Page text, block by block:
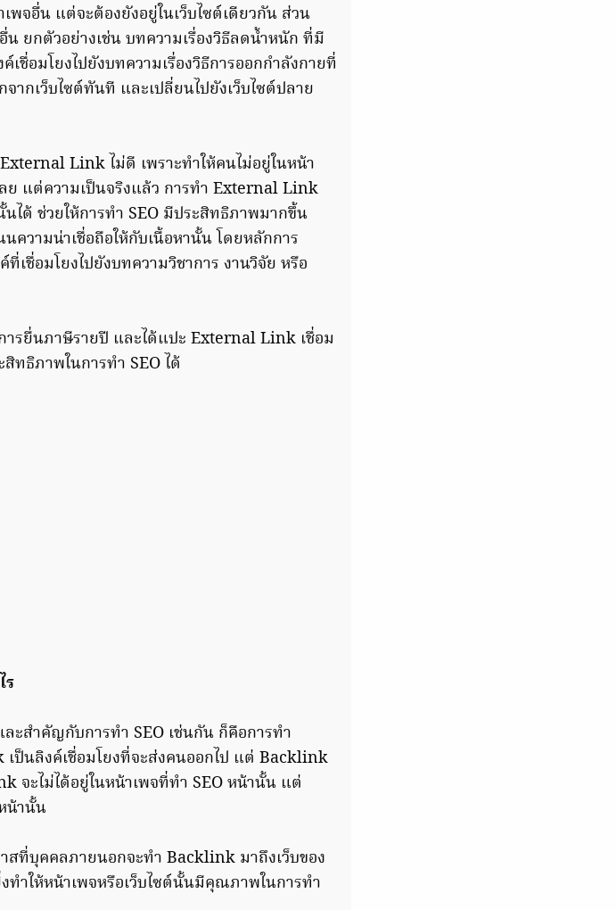
จอื่น แต่จะต้องยังอยู่ในเว็บไซต์เดียวกัน ส่วน
ยกตัวอย่างเช่น บทความเรื่องวิธีลดน้ำหนัก ที่มี
ชื่อมโยงไปยังบทความเรื่องวิธีการออกกำลังกายที่
ากเว็บไซต์ทันที และเปลี่ยนไปยังเว็บไซต์ปลาย
Link ไม่ดี เพราะทำให้คนไม่อยู่ในหน้า
ลย แต่ความเป็นจริงแล้ว การทำ External Link
ด้ ช่วยให้การทำ SEO มีประสิทธิภาพมากขึ้น
วามน่าเชื่อถือให้กับเนื้อหานั้น โดยหลักการ
ชื่อมโยงไปยังบทความวิชาการ งานวิจัย หรือ
ารยื่นภาษีรายปี และได้แปะ External Link เชื่อม
ทธิภาพในการทำ SEO ได้
สำคัญกับการทำ SEO เช่นกัน ก็คือการทำ
นลิงค์เชื่อมโยงที่จะส่งคนออกไป แต่ Backlink
จะไม่ได้อยู่ในหน้าเพจที่ทำ SEO หน้านั้น แต่
น้านั้น
สที่บุคคลภายนอกจะทำ Backlink มาถึงเว็บของ
ทำให้หน้าเพจหรือเว็บไซต์นั้นมีคุณภาพในการทำ